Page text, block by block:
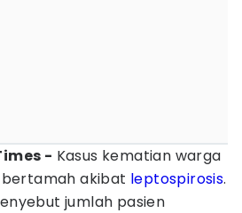
- Kasus kematian warga
akibat leptospirosis.
jumlah pasien